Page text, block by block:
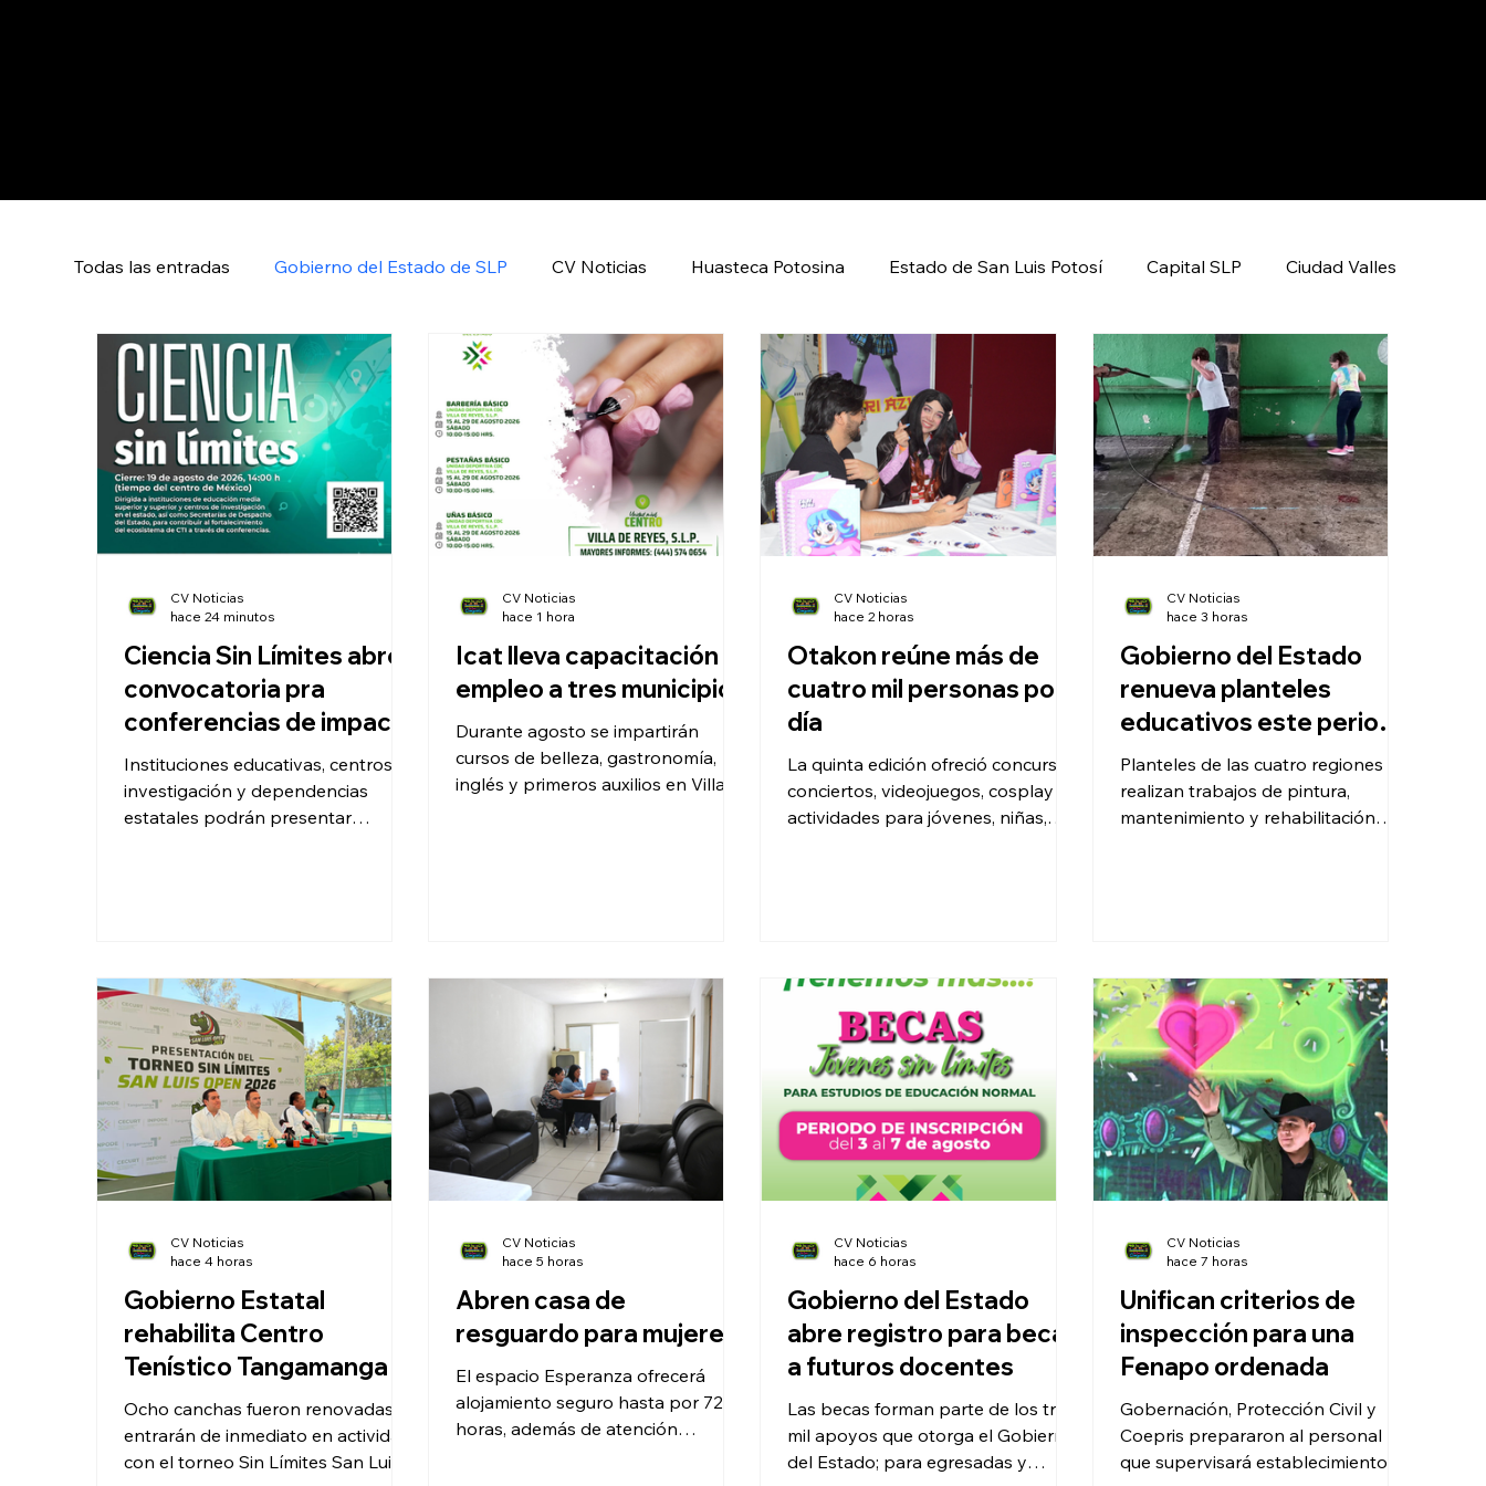
Todas las entradas Gobierno del Estado de SLP CV Noticias Huasteca Potosina Estado de San Luis Potosí Capital SLP Ciudad Valles
Nacional CV Internacional CV Deportes Entretenimiento Local Huasteca Global News Ciencia y Tecnología Economía
Política
Ciencia Sin Límites abre
convocatoria pra
conferencias de impacto
Instituciones educativas, centros de
investigación y dependencias
estatales podrán presentar
CV Noticias
hace 24 minutos
Icat lleva capacitación y
empleo a tres municipios
Durante agosto se impartirán
cursos de belleza, gastronomía,
inglés y primeros auxilios en Villa
CV Noticias
hace 1 hora
Otakon reúne más de
cuatro mil personas por
día
La quinta edición ofreció concursos,
conciertos, videojuegos, cosplay y
actividades para jóvenes, niñas,
CV Noticias
hace 2 horas
Gobierno del Estado
renueva planteles
educativos este periodo
vacacional
Planteles de las cuatro regiones
realizan trabajos de pintura,
mantenimiento y rehabilitación
CV Noticias
hace 3 horas
Gobierno Estatal
rehabilita Centro
Tenístico Tangamanga y
presenta torneo San
Luis Open 2026
Ocho canchas fueron renovadas y
entrarán de inmediato en actividad
con el torneo Sin Límites San Luis
CV Noticias
hace 4 horas
Abren casa de
resguardo para mujeres
El espacio Esperanza ofrecerá
alojamiento seguro hasta por 72
horas, además de atención
CV Noticias
hace 5 horas
Gobierno del Estado
abre registro para becas
a futuros docentes
Las becas forman parte de los tres
mil apoyos que otorga el Gobierno
del Estado; para egresadas y
CV Noticias
hace 6 horas
Unifican criterios de
inspección para una
Fenapo ordenada
Gobernación, Protección Civil y
Coepris prepararon al personal
que supervisará establecimientos,
CV Noticias
hace 7 horas